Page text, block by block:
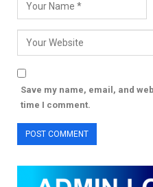
Save my name, email, and
time I comment.